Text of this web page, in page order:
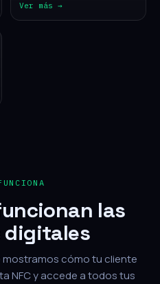
Ver más →
las
mostramos cómo tu cliente
NFC y accede a todos tus